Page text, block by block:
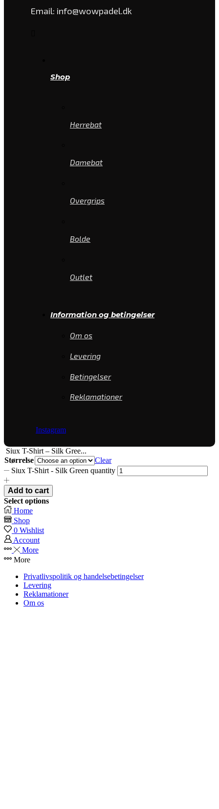
Email: info@wowpadel.dk
Shop
Herrebat
Damebat
Overgrips
Bolde
Outlet
Information og betingelser
Om os
Levering
Betingelser
Reklamationer
Instagram
Siux T-Shirt – Silk Gree...
Størrelse
Clear
Siux T-Shirt - Silk Green quantity
Add to cart
Select options
Home
Shop
0 Wishlist
Account
More
More
Privatlivspolitik og handelsebetingelser
Levering
Reklamationer
Om os